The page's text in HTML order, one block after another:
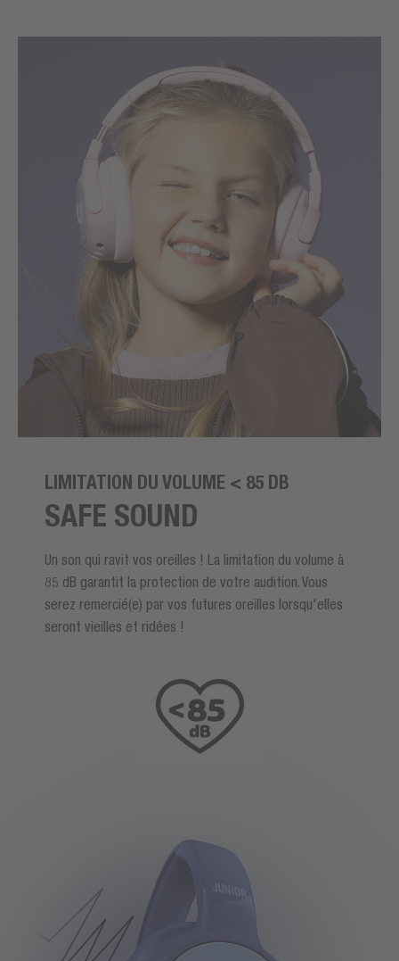
LIMITATION DU VOLUME < 85 DB
SAFE SOUND
Un son qui ravit vos oreilles ! La limitation du volume à
85 dB garantit la protection de votre audition. Vous
serez remercié(e) par vos futures oreilles lorsqu'elles
seront vieilles et ridées !